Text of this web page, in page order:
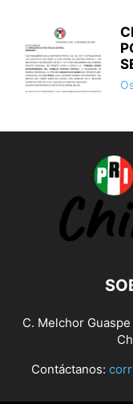
C. Melchor
Contáctanos: